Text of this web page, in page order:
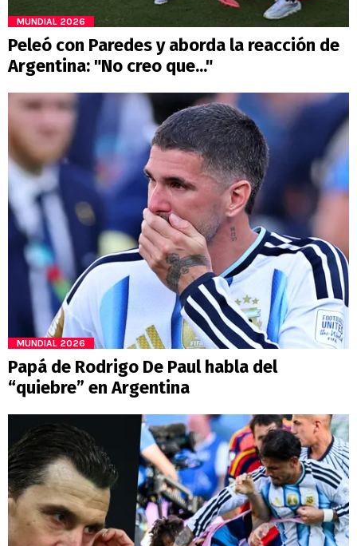
MUNDIAL 2026
Peleó con Paredes y aborda la reacción de
Argentina: "No creo que..."
MUNDIAL 2026
Papá de Rodrigo De Paul habla del
“quiebre” en Argentina